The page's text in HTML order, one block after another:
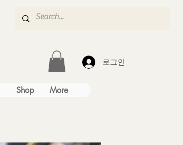
로그인
Shop More